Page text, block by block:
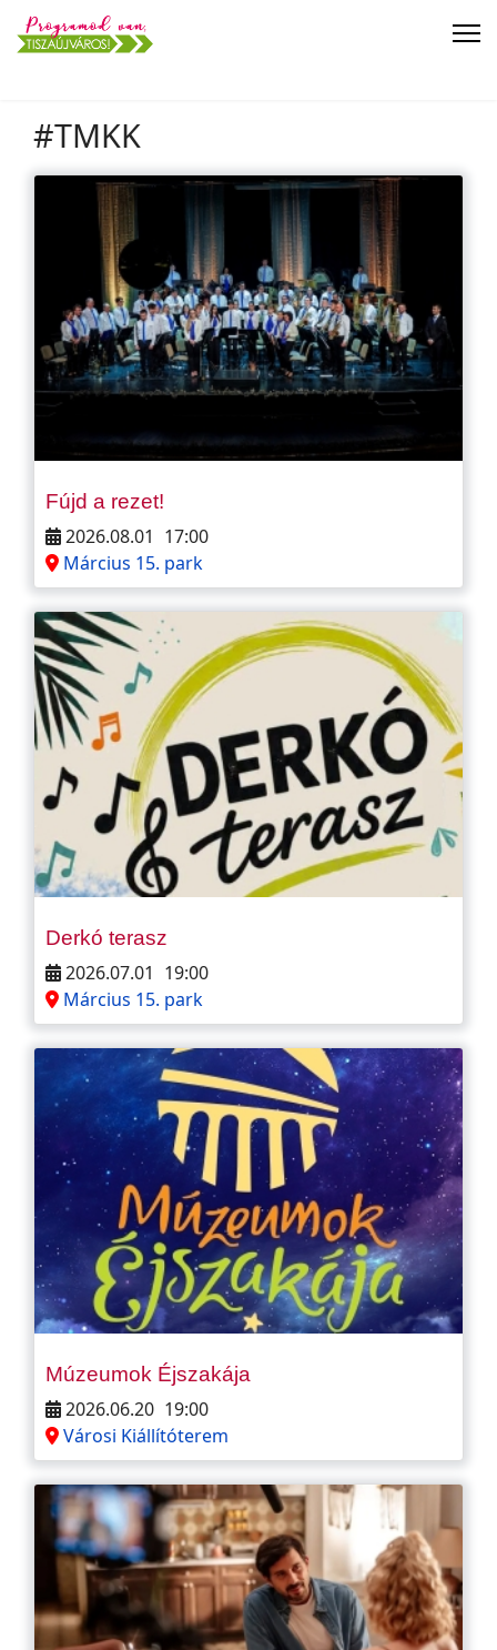
#TMKK
Fújd a rezet!
2026.08.01 17:00
Március 15. park
Derkó terasz
2026.07.01 19:00
Március 15. park
Múzeumok Éjszakája
2026.06.20 19:00
Városi Kiállítóterem